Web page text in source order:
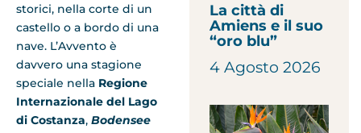
storici, nella corte di un
castello o a bordo di una
nave. L’Avvento è
davvero una stagione
speciale nella Regione
Internazionale del Lago
di Costanza, Bodensee
La città di
Amiens e il suo
“oro blu”
4 Agosto 2026